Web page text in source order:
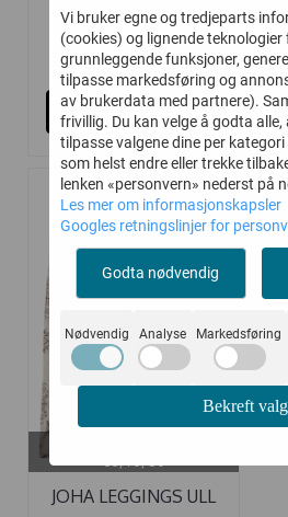
399,- 200,-
Kjøp
-50%
60, 70, 80
JOHA LEGGINGS ULL
Vi bruker egne og tredjeparts
(cookies) og lignende teknologier
grunnleggende funksjoner,
tilpasse markedsføring og
av brukerdata med partnere).
frivillig. Du kan velge å godta alle,
tilpasse valgene dine per
som helst endre eller trekke
lenken «personvern» nederst på
Les mer om informasjonskapsler
Googles retningslinjer for
Godta nødvendig
Nødvendig Analyse Markedsføring
Bekreft valg